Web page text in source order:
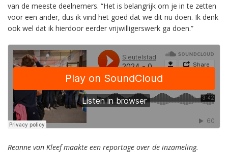
van de meeste deelnemers. “Het is belangrijk om je in te zetten
voor een ander, dus ik vind het goed dat we dit nu doen. Ik denk
ook wel dat ik hierdoor eerder vrijwilligerswerk ga doen.”
Reanne van Kleef maakte een reportage over de inzameling.